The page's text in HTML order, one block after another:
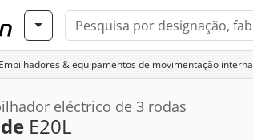
Empilhadores & equipamentos de movimentação interna
eléctrico de 3 rodas
E20L